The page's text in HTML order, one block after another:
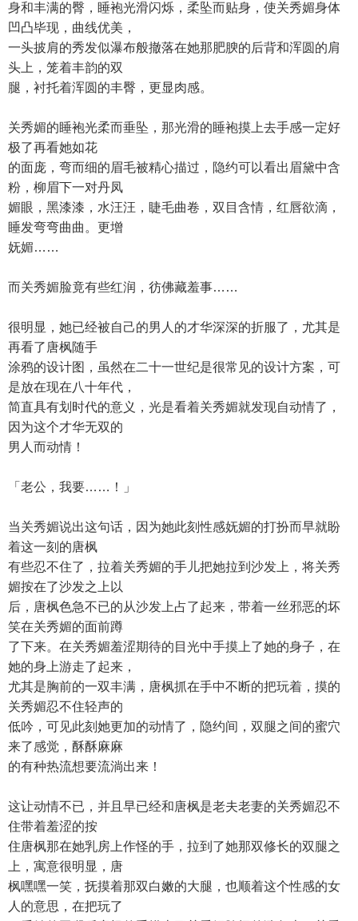
身和丰满的臀，睡袍光滑闪烁，柔坠而贴身，使关秀媚身体
凹凸毕现，曲线优美，
一头披肩的秀发似瀑布般撤落在她那肥腴的后背和浑圆的肩
头上，笼着丰韵的双
腿，衬托着浑圆的丰臀，更显肉感。
关秀媚的睡袍光柔而垂坠，那光滑的睡袍摸上去手感一定好
极了再看她如花
的面庞，弯而细的眉毛被精心描过，隐约可以看出眉黛中含
粉，柳眉下一对丹凤
媚眼，黑漆漆，水汪汪，睫毛曲卷，双目含情，红唇欲滴，
睡发弯弯曲曲。更增
妩媚……
而关秀媚脸竟有些红润，彷佛藏羞事……
很明显，她已经被自己的男人的才华深深的折服了，尤其是
再看了唐枫随手
涂鸦的设计图，虽然在二十一世纪是很常见的设计方案，可
是放在现在八十年代，
简直具有划时代的意义，光是看着关秀媚就发现自动情了，
因为这个才华无双的
男人而动情！
「老公，我要……！」
当关秀媚说出这句话，因为她此刻性感妩媚的打扮而早就盼
着这一刻的唐枫
有些忍不住了，拉着关秀媚的手儿把她拉到沙发上，将关秀
媚按在了沙发之上以
后，唐枫色急不已的从沙发上占了起来，带着一丝邪恶的坏
笑在关秀媚的面前蹲
了下来。在关秀媚羞涩期待的目光中手摸上了她的身子，在
她的身上游走了起来，
尤其是胸前的一双丰满，唐枫抓在手中不断的把玩着，摸的
关秀媚忍不住轻声的
低吟，可见此刻她更加的动情了，隐约间，双腿之间的蜜穴
来了感觉，酥酥麻麻
的有种热流想要流淌出来！
这让动情不已，并且早已经和唐枫是老夫老妻的关秀媚忍不
住带着羞涩的按
住唐枫那在她乳房上作怪的手，拉到了她那双修长的双腿之
上，寓意很明显，唐
枫嘿嘿一笑，抚摸着那双白嫩的大腿，也顺着这个性感的女
人的意思，在把玩了